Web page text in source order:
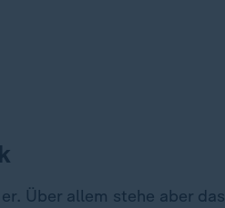
Über allem stehe aber das